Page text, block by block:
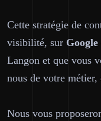
Cette stratégie de
visibilité, sur Google
Langon et que vous
nous de votre
Nous vous